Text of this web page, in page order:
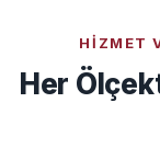
HIZMET
Her